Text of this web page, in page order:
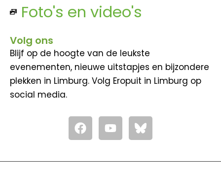
Foto's en video's
Volg ons
Blijf op de hoogte van de leukste
evenementen, nieuwe uitstapjes en bijzondere
plekken in Limburg. Volg Eropuit in Limburg op
social media.
F
a
c
Y
o
u